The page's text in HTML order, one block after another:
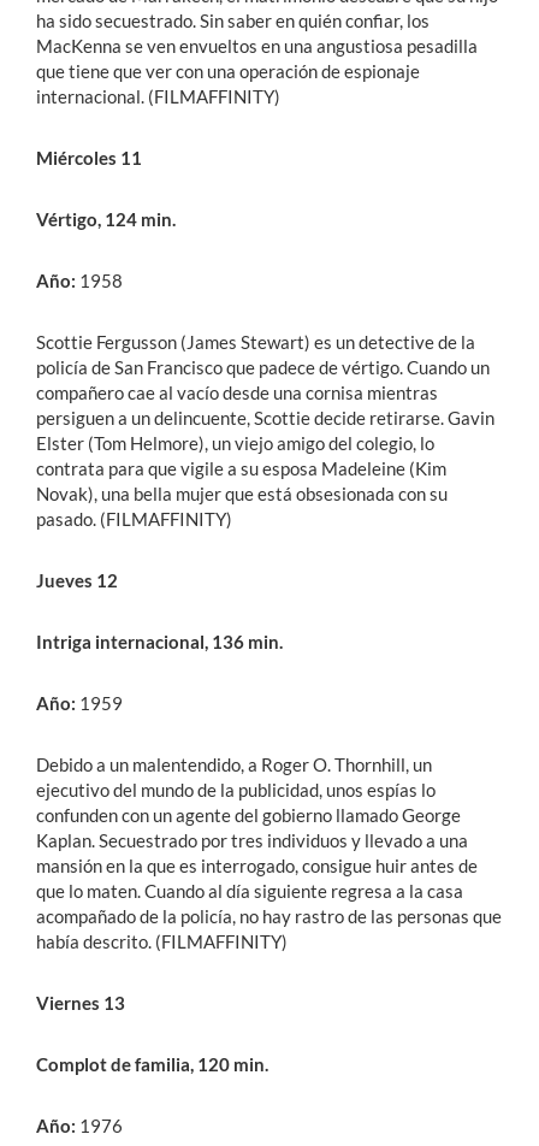
ha sido secuestrado. Sin saber en quién confiar, los
MacKenna se ven envueltos en una angustiosa pesadilla
que tiene que ver con una operación de espionaje
internacional. (FILMAFFINITY)
Miércoles 11
Vértigo, 124 min.
Año: 1958
Scottie Fergusson (James Stewart) es un detective de la
policía de San Francisco que padece de vértigo. Cuando un
compañero cae al vacío desde una cornisa mientras
persiguen a un delincuente, Scottie decide retirarse. Gavin
Elster (Tom Helmore), un viejo amigo del colegio, lo
contrata para que vigile a su esposa Madeleine (Kim
Novak), una bella mujer que está obsesionada con su
pasado. (FILMAFFINITY)
Jueves 12
Intriga internacional, 136 min.
Año: 1959
Debido a un malentendido, a Roger O. Thornhill, un
ejecutivo del mundo de la publicidad, unos espías lo
confunden con un agente del gobierno llamado George
Kaplan. Secuestrado por tres individuos y llevado a una
mansión en la que es interrogado, consigue huir antes de
que lo maten. Cuando al día siguiente regresa a la casa
acompañado de la policía, no hay rastro de las personas que
había descrito. (FILMAFFINITY)
Viernes 13
Complot de familia, 120 min.
Año: 1976